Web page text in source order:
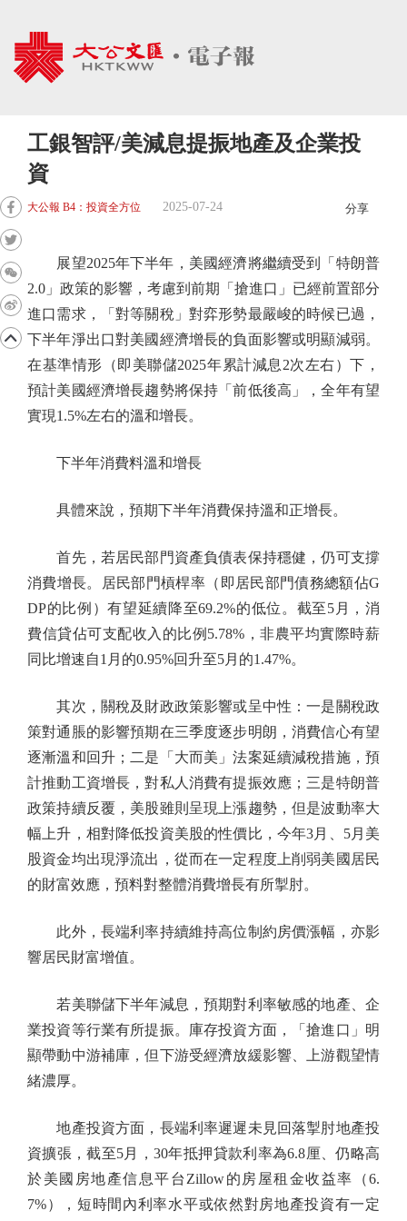
工銀智評/美減息提振地產及企業投
資
大公報 B4：投資全方位 2025-07-24 分享
展望2025年下半年，美國經濟將繼續受到「特朗普
2.0」政策的影響，考慮到前期「搶進口」已經前置部分
進口需求，「對等關稅」對弈形勢最嚴峻的時候已過，
下半年淨出口對美國經濟增長的負面影響或明顯減弱。
在基準情形（即美聯儲2025年累計減息2次左右）下，
預計美國經濟增長趨勢將保持「前低後高」，全年有望
實現1.5%左右的溫和增長。
下半年消費料溫和增長
具體來說，預期下半年消費保持溫和正增長。
首先，若居民部門資產負債表保持穩健，仍可支撐
消費增長。居民部門槓桿率（即居民部門債務總額佔G
DP的比例）有望延續降至69.2%的低位。截至5月，消
費信貸佔可支配收入的比例5.78%，非農平均實際時薪
同比增速自1月的0.95%回升至5月的1.47%。
其次，關稅及財政政策影響或呈中性：一是關稅政
策對通脹的影響預期在三季度逐步明朗，消費信心有望
逐漸溫和回升；二是「大而美」法案延續減稅措施，預
計推動工資增長，對私人消費有提振效應；三是特朗普
政策持續反覆，美股雖則呈現上漲趨勢，但是波動率大
幅上升，相對降低投資美股的性價比，今年3月、5月美
股資金均出現淨流出，從而在一定程度上削弱美國居民
的財富效應，預料對整體消費增長有所掣肘。
此外，長端利率持續維持高位制約房價漲幅，亦影
響居民財富增值。
若美聯儲下半年減息，預期對利率敏感的地產、企
業投資等行業有所提振。庫存投資方面，「搶進口」明
顯帶動中游補庫，但下游受經濟放緩影響、上游觀望情
緒濃厚。
地產投資方面，長端利率遲遲未見回落掣肘地產投
資擴張，截至5月，30年抵押貸款利率為6.8厘、仍略高
於美國房地產信息平台Zillow的房屋租金收益率（6.
7%），短時間內利率水平或依然對房地產投資有一定